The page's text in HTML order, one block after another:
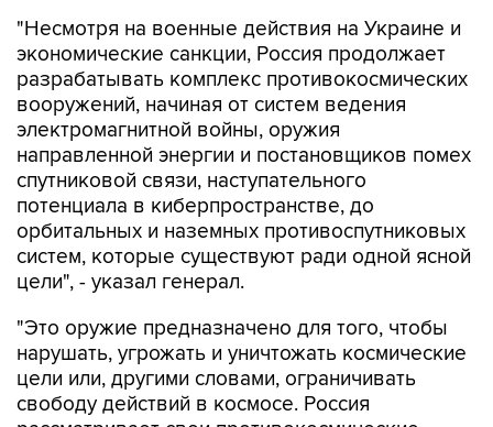
"Несмотря на военные действия на Украине и
экономические санкции, Россия продолжает
разрабатывать комплекс противокосмических
вооружений, начиная от систем ведения
электромагнитной войны, оружия
направленной энергии и постановщиков помех
спутниковой связи, наступательного
потенциала в киберпространстве, до
орбитальных и наземных противоспутниковых
систем, которые существуют ради одной ясной
цели", - указал генерал.
"Это оружие предназначено для того, чтобы
нарушать, угрожать и уничтожать космические
цели или, другими словами, ограничивать
свободу действий в космосе. Россия